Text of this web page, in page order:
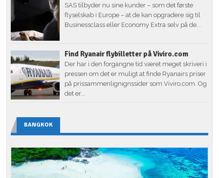
SAS tilbyder nu sine kunder – som det første
flyselskab i Europe – at de kan opgradere sig til
Businessclass eller Economy Extra selv på de...
Find Ryanair flybilletter på Viviro.com
Der har i den forgangne tid været meget skriveri i
pressen om det er muligt at finde Ryanairs priser
på prissammenlignignssider som Viviro.com. Og
det er...
BANGKOK